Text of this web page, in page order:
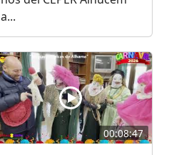
a...
00:08:47